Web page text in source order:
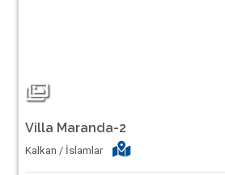
Villa Maranda-2
Kalkan / İslamlar